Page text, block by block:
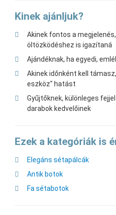
Kinek ajánljuk?
Akinek fontos a
öltözködéshez is igazítaná
Ajándéknak, ha egyedi,
Akinek időnként kell
eszköz" hatást
Gyűjtőknek, különleges
darabok kedvelőinek
Ezek a kategóriák is
Elegáns sétapálcák
Antik botok
Fa sétabotok